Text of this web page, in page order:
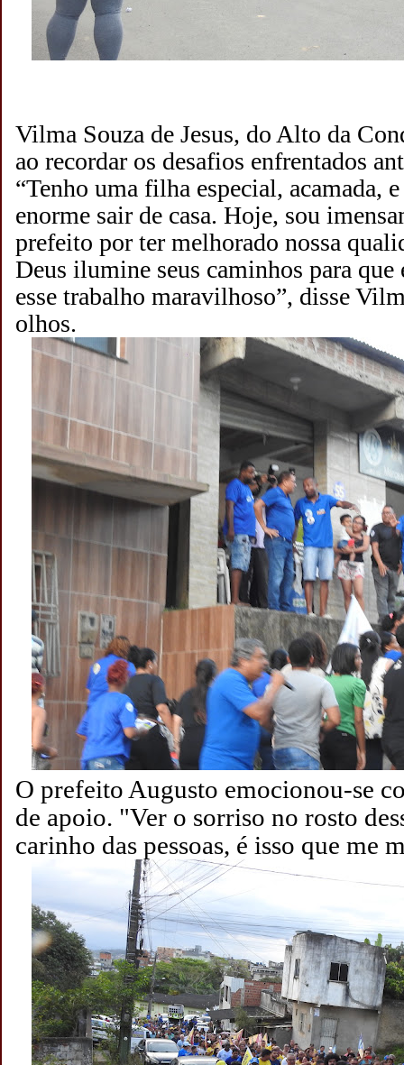
Vilma Souza de Jesus, do Alto da
ao recordar os desafios enfrentados
“Tenho uma filha especial, acamada,
enorme sair de casa. Hoje, sou
prefeito por ter melhorado nossa
Deus ilumine seus caminhos para que
esse trabalho maravilhoso”, disse
olhos.
O prefeito Augusto emocionou-se
de apoio. "Ver o sorriso no rosto
carinho das pessoas, é isso que me